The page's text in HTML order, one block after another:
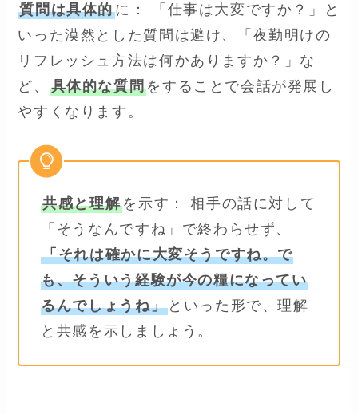
質問は具体的に： 「仕事は大変ですか？」と
いった漠然とした質問は避け、「夜勤明けの
リフレッシュ方法は何かありますか？」な
ど、 具体的な質問をすることで会話が発展し
やすくなります。
共感と理解を示す： 相手の話に対して
「そうなんですね」で終わらせず、
「それは確かに大変そうですね。で
も、そういう経験が今の糧になってい
るんでしょうね」 といった形で、理解
と共感を示しましょう。